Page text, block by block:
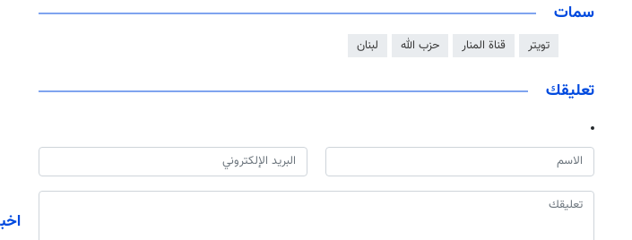
سمات
تويتر قناة المنار حزب الله لبنان
تعليقك